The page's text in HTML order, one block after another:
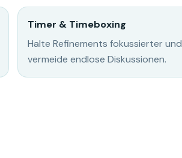
Timer & Timeboxing
Halte Refinements fokussierter und
vermeide endlose Diskussionen.